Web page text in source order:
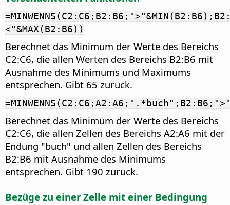
<"&MAX(B2:B6))
Berechnet das Minimum der Werte des Bereichs
C2:C6, die allen Werten des Bereichs B2:B6 mit
Ausnahme des Minimums und Maximums
entsprechen. Gibt 65 zurück.
Berechnet das Minimum der Werte des Bereichs
C2:C6, die allen Zellen des Bereichs A2:A6 mit der
Endung "buch" und allen Zellen des Bereichs
B2:B6 mit Ausnahme des Minimums
entsprechen. Gibt 190 zurück.
Bezüge zu einer Zelle mit einer Bedingung